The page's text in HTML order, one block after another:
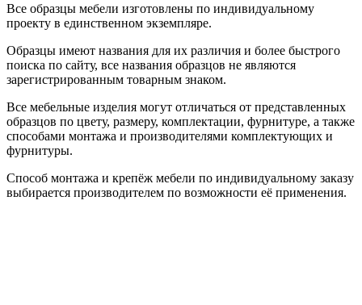
Все образцы мебели изготовлены по индивидуальному
проекту в единственном экземпляре.
Образцы имеют названия для их различия и более быстрого
поиска по сайту, все названия образцов не являются
зарегистрированным товарным знаком.
Все мебельные изделия могут отличаться от представленных
образцов по цвету, размеру, комплектации, фурнитуре, а также
способами монтажа и производителями комплектующих и
фурнитуры.
Способ монтажа и крепёж мебели по индивидуальному заказу
выбирается производителем по возможности её применения.